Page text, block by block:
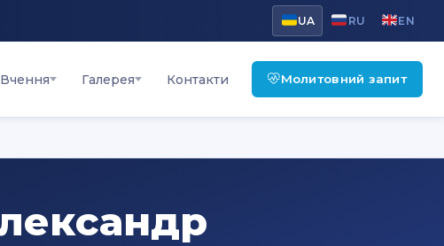
UA RU EN
Вчення Галерея Контакти Молитовний запит